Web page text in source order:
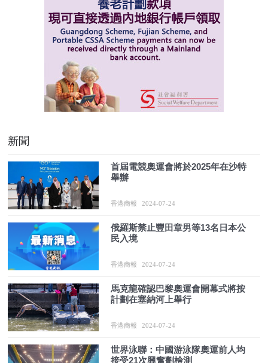
新聞
首屆電競奧運會將於2025年在沙特
舉辦
香港商報 2024-07-24
俄羅斯禁止豐田章男等13名日本公
民入境
香港商報 2024-07-24
馬克龍確認巴黎奧運會開幕式將按
計劃在塞納河上舉行
香港商報 2024-07-24
世界泳聯：中國游泳隊奧運前人均
接受21次興奮劑檢測